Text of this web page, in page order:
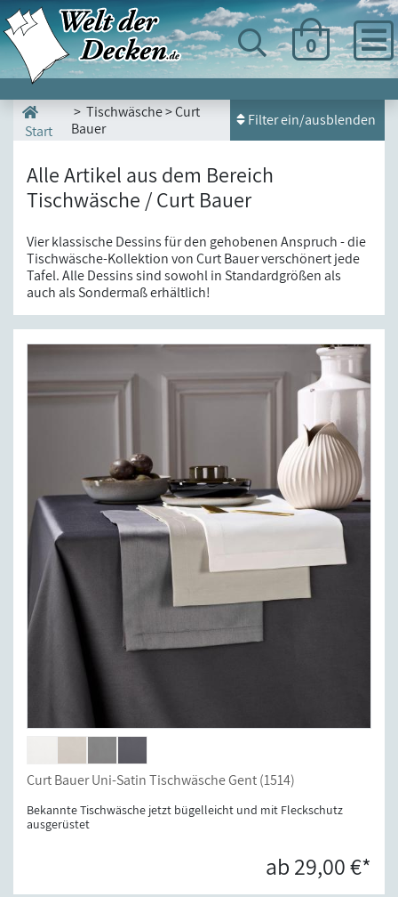
0
Start
> Tischwäsche > Curt
Bauer
Filter ein/ausblenden
Alle Artikel aus dem Bereich
Tischwäsche / Curt Bauer
Vier klassische Dessins für den gehobenen Anspruch - die
Tischwäsche-Kollektion von Curt Bauer verschönert jede
Tafel. Alle Dessins sind sowohl in Standardgrößen als
auch als Sondermaß erhältlich!
Curt Bauer Uni-Satin Tischwäsche Gent (1514)
Bekannte Tischwäsche jetzt bügelleicht und mit Fleckschutz
ausgerüstet
ab 29,00 €*